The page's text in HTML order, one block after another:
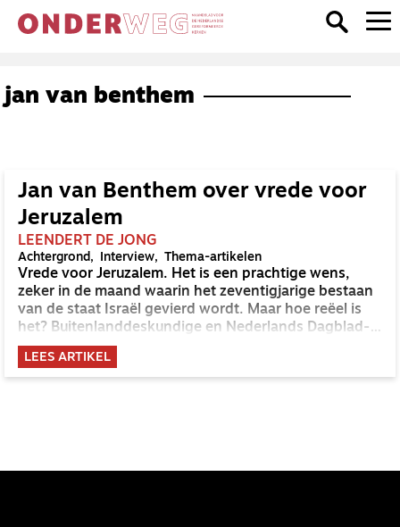
jan van benthem
Jan van Benthem over vrede voor
Jeruzalem
LEENDERT DE JONG
Achtergrond Interview Thema-artikelen
Vrede voor Jeruzalem. Het is een prachtige wens,
zeker in de maand waarin het zeventigjarige bestaan
van de staat Israël gevierd wordt. Maar hoe reëel is
het? Buitenlanddeskundige en Nederlands Dagblad-
redacteur Jan van Benthem: 'Ik denk dat de eerste
stap gezet moet worden door een Israëlische leider.'
LEES ARTIKEL